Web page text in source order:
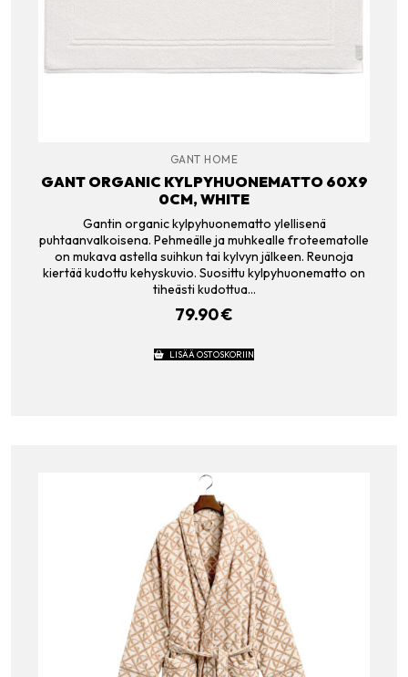
GANT HOME
GANT ORGANIC KYLPYHUONEMATTO 60X9
0CM, WHITE
Gantin organic kylpyhuonematto ylellisenä
puhtaanvalkoisena. Pehmeälle ja muhkealle froteematolle
on mukava astella suihkun tai kylvyn jälkeen. Reunoja
kiertää kudottu kehyskuvio. Suosittu kylpyhuonematto on
tiheästi kudottua…
79.90€
LISÄÄ OSTOSKORIIN